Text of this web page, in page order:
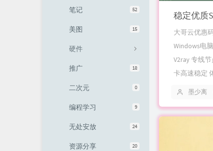
52
笔记
15
美图
硬件
18
推广
0
二次元
9
编程学习
24
无处安放
20
资源分享
稳定优质
大哥云优惠
Windows电
V2ray 专线
卡高速稳定
墨少离